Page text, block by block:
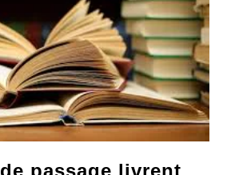
passage livrent